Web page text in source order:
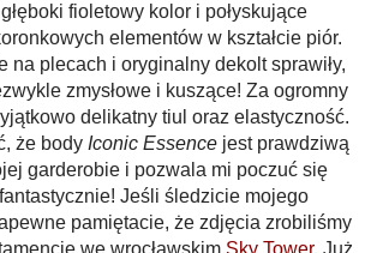
fioletowy kolor i połyskujące
elementów w kształcie piór.
na plecach i oryginalny dekolt sprawiły,
zmysłowe i kuszące! Za ogromny
delikatny tiul oraz elastyczność.
że body Iconic Essencejest prawdziwą
garderobie i pozwala mi poczuć się
Jeśli śledzicie mojego
pamiętacie, że zdjęcia zrobiliśmy